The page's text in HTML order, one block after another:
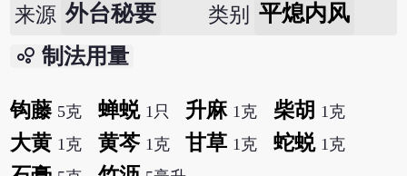
来源 外台秘要 类别 平熄内风
bubble_chart 制法用量
钩藤 5克 蝉蜕 1只 升麻 1克 柴胡 1克
大黄 1克 黄芩 1克 甘草 1克 蛇蜕 1克